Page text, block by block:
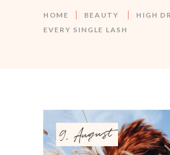
HOME BEAUTY
HIGH
EVERY SINGLE LASH
9. August